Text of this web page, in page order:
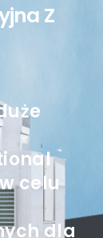
Z
celu
dla